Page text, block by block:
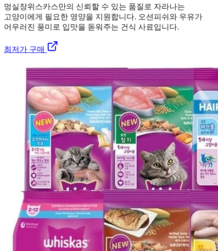
멍실장위스카스만의 신뢰할 수 있는 품질로 자라나는
고양이에게 필요한 영양을 지원합니다. 오션피쉬와 우유가
어우러진 풍미로 입맛을 돋워주는 건식 사료입니다.
최저가 구매